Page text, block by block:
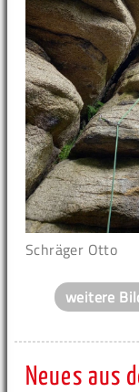
Schräger Otto
weitere
Neues aus